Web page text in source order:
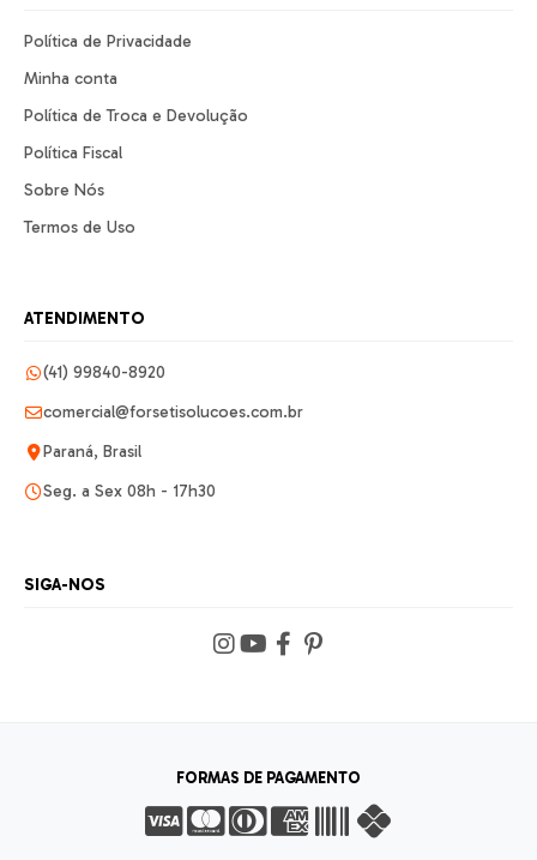
Política de Privacidade
Minha conta
Política de Troca e Devolução
Política Fiscal
Sobre Nós
Termos de Uso
ATENDIMENTO
(41) 99840-8920
comercial@forsetisolucoes.com.br
Paraná, Brasil
Seg. a Sex 08h - 17h30
SIGA-NOS
FORMAS DE PAGAMENTO